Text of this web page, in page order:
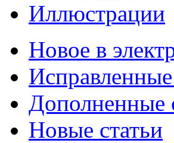
Иллюстрации
Новое в
Исправленные
Дополненные
Новые статьи